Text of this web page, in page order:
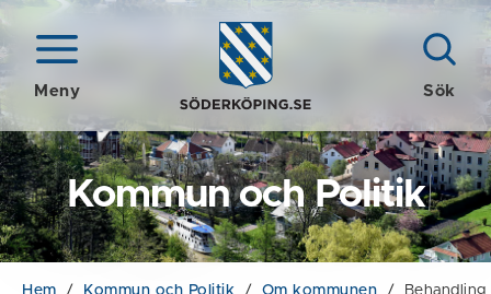
Meny Sök
Kommun och Politik
Hem / Kommun och Politik / Om kommunen /